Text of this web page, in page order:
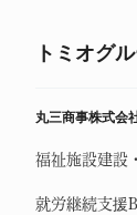
トミオグ
丸三商事株式会
福祉施設建設
就労継続支援